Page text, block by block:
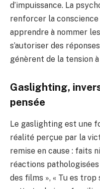
d’impuissance. La
renforcer la conscience
apprendre à nommer
s’autoriser des
génèrent de la tension
Gaslighting,
pensée
Le gaslighting est une
réalité perçue par la
remise en cause : faits
réactions pathologisées
des films », « Tu es